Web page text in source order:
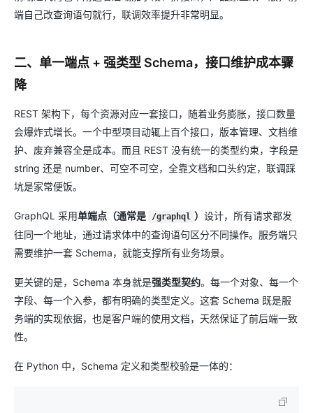
端自己改查询语句就行，联调效率提升非常明显。
二、单一端点 + 强类型 Schema，接口维护成本骤
降
REST 架构下，每个资源对应一套接口，随着业务膨胀，接口数量
会爆炸式增长。一个中型项目动辄上百个接口，版本管理、文档维
护、废弃兼容全是成本。而且 REST 没有统一的类型约束，字段是
string 还是 number、可空不可空，全靠文档和口头约定，联调踩
坑是家常便饭。
GraphQL 采用单端点（通常是 /graphql ） 设计，所有请求都发
往同一个地址，通过请求体中的查询语句区分不同操作。服务端只
需要维护一套 Schema，就能支撑所有业务场景。
更关键的是，Schema 本身就是强类型契约。每一个对象、每一个
字段、每一个入参，都有明确的类型定义。这套 Schema 既是服
务端的实现依据，也是客户端的使用文档，天然保证了前后端一致
性。
在 Python 中，Schema 定义和类型校验是一体的：